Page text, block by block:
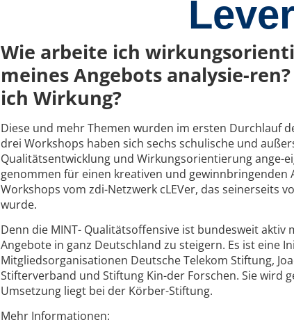
Wie arbeite ich
meines Angebots analysie-
ich Wirkung?
Diese und mehr Themen wurden im ersten Durchlauf
drei Workshops haben sich sechs schulische und
Qualitätsentwicklung und Wirkungsorientierung ange-
genommen für einen kreativen und
Workshops vom zdi-Netzwerk cLEVer, das seinerseits
wurde.
Denn die MINT- Qualitätsoffensive ist bundesweit
Angebote in ganz Deutschland zu steigern. Es ist eine
Mitgliedsorganisationen Deutsche Telekom Stiftung,
Stifterverband und Stiftung Kin-der Forschen. Sie
Umsetzung liegt bei der Körber-Stiftung.
Mehr Informationen: